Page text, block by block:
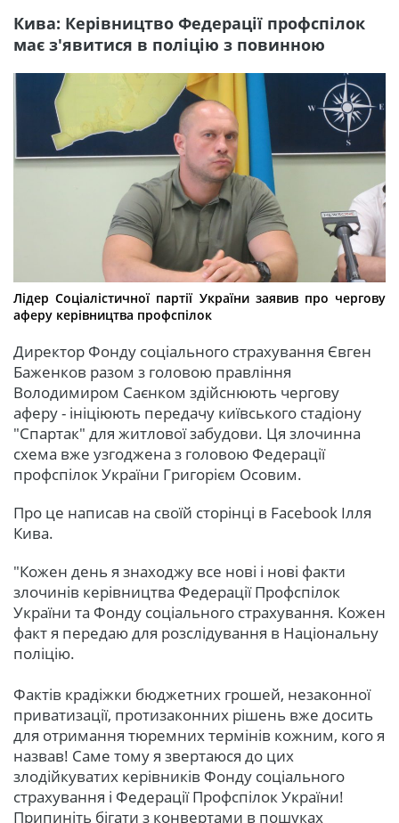
Кива: Керівництво Федерації профспілок
має з'явитися в поліцію з повинною
Лідер Соціалістичної партії України заявив про чергову
аферу керівництва профспілок
Директор Фонду соціального страхування Євген
Баженков разом з головою правління
Володимиром Саєнком здійснюють чергову
аферу - ініціюють передачу київського стадіону
"Спартак" для житлової забудови. Ця злочинна
схема вже узгоджена з головою Федерації
профспілок України Григорієм Осовим.
Про це написав на своїй сторінці в Facebook Ілля
Кива.
"Кожен день я знаходжу все нові і нові факти
злочинів керівництва Федерації Профспілок
України та Фонду соціального страхування. Кожен
факт я передаю для розслідування в Національну
поліцію.
Фактів крадіжки бюджетних грошей, незаконної
приватизації, протизаконних рішень вже досить
для отримання тюремних термінів кожним, кого я
назвав! Саме тому я звертаюся до цих
злодійкуватих керівників Фонду соціального
страхування і Федерації Профспілок України!
Припиніть бігати з конвертами в пошуках